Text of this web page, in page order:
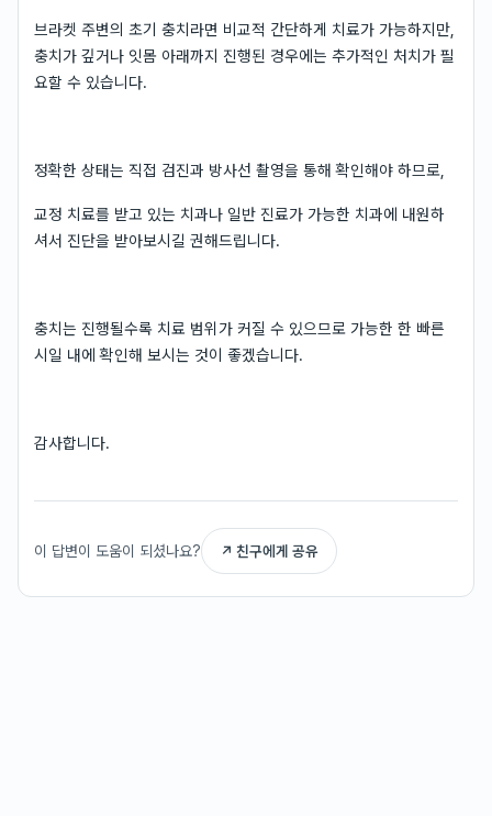
브라켓 주변의 초기 충치라면 비교적 간단하게 치료가 가능하지만,
충치가 깊거나 잇몸 아래까지 진행된 경우에는 추가적인 처치가 필
요할 수 있습니다.
정확한 상태는 직접 검진과 방사선 촬영을 통해 확인해야 하므로,
교정 치료를 받고 있는 치과나 일반 진료가 가능한 치과에 내원하
셔서 진단을 받아보시길 권해드립니다.
충치는 진행될수록 치료 범위가 커질 수 있으므로 가능한 한 빠른
시일 내에 확인해 보시는 것이 좋겠습니다.
감사합니다.
이 답변이 도움이 되셨나요? ↗ 친구에게 공유